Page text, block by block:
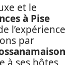
et le
à Pise
l’expérience
par
à ses hôtes